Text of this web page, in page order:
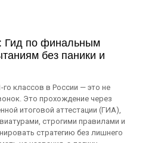
по финальным
без паники и
го классов в России — это не
Это прохождение через
итоговой аттестации (ГИА),
строгими правилами и
стратегию без лишнего